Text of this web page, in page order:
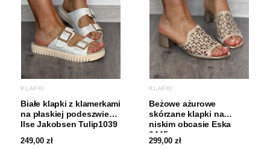
KLAPKI
Białe klapki z klamerkami
na płaskiej podeszwie
Ilse Jakobsen Tulip1039
249,00zł
KLAPKI
Beżowe ażurowe
skórzane klapki na
niskim obcasie Eska
0445
299,00zł